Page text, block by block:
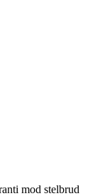
mod stelbrud